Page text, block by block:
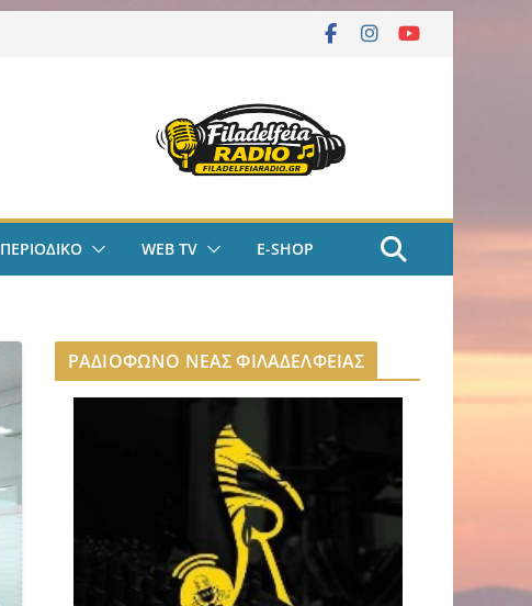
ΠΕΡΙΟΔΙΚΟ WEB TV E-SHOP
ΡΑΔΙΟΦΩΝΟ ΝΕΑΣ ΦΙΛΑΔΕΛΦΕΙΑΣ